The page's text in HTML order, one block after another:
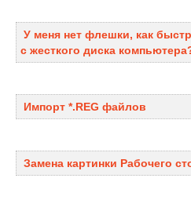
У меня нет флешки, как
с жесткого диска
Импорт *.REG файлов
Замена картинки Рабочего